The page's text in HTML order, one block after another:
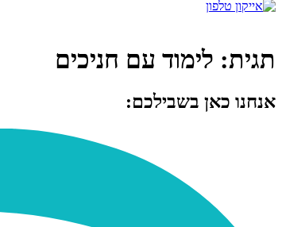
תגית: לימוד עם חניכים
אנחנו כאן בשבילכם: